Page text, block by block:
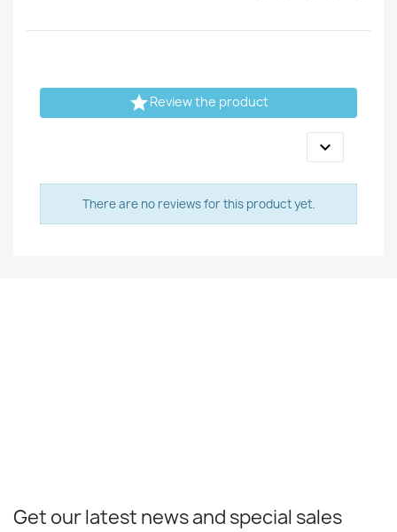
Review the product

There are no reviews for this product yet.
Get our latest news and special sales